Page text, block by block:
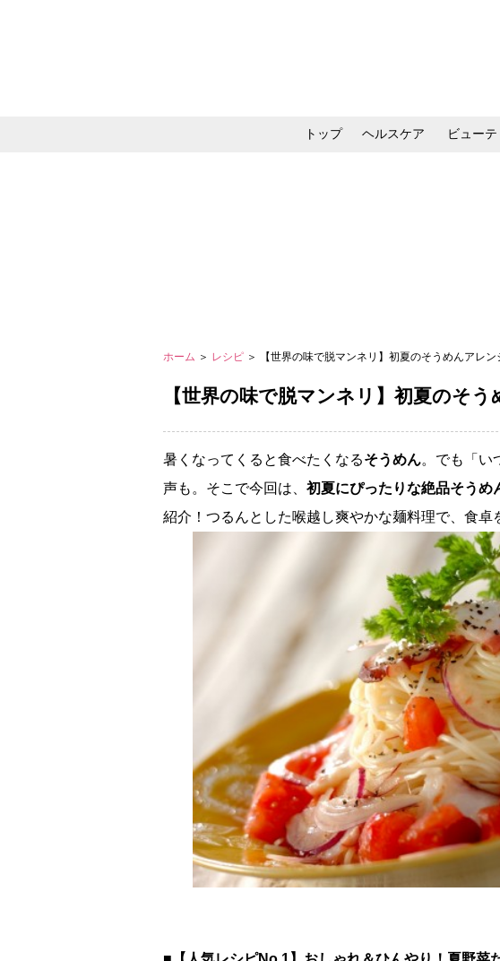
トップ ヘルスケア ビューテ
ホーム ＞ レシピ ＞ 【世界の味で脱マンネリ】初夏のそうめんアレン
【世界の味で脱マンネリ】初夏のそ
暑くなってくると食べたくなるそうめん。でも「い
声も。そこで今回は、 初夏にぴったりな絶品そうめ
紹介！つるんとした喉越し爽やかな麺料理で、食卓